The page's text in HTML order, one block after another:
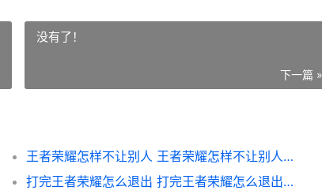
没有了！
下一篇 »
王者荣耀怎样不让别人 王者荣耀怎样不让别人看到亲密关系
打完王者荣耀怎么退出 打完王者荣耀怎么退出登录